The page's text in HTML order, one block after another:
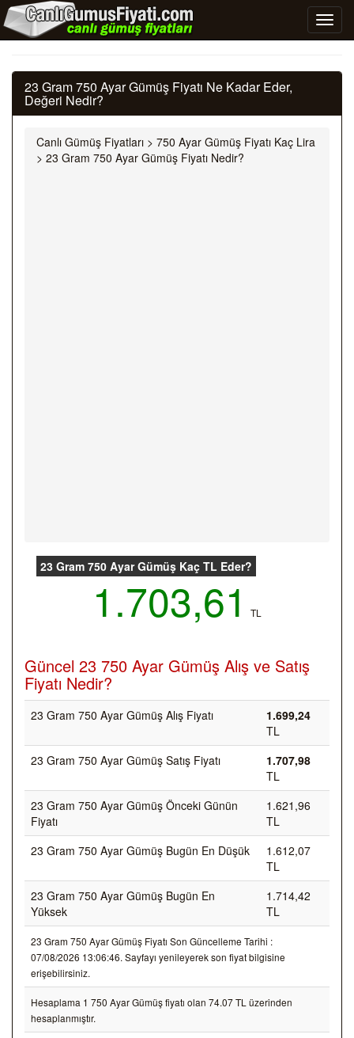
23 Gram 750 Ayar Gümüş Fiyatı Ne Kadar Eder,
Değeri Nedir?
Canlı Gümüş Fiyatları > 750 Ayar Gümüş Fiyatı Kaç Lira
> 23 Gram 750 Ayar Gümüş Fiyatı Nedir?
23 Gram 750 Ayar Gümüş Kaç TL Eder?
1.703,61 TL
Güncel 23 750 Ayar Gümüş Alış ve Satış
Fiyatı Nedir?
23 Gram 750 Ayar Gümüş Alış Fiyatı
1.699,24
TL
23 Gram 750 Ayar Gümüş Satış Fiyatı
1.707,98
TL
23 Gram 750 Ayar Gümüş Önceki Günün
Fiyatı
1.621,96
TL
23 Gram 750 Ayar Gümüş Bugün En Düşük
1.612,07
TL
23 Gram 750 Ayar Gümüş Bugün En
Yüksek
1.714,42
TL
23 Gram 750 Ayar Gümüş Fiyatı Son Güncelleme Tarihi :
07/08/2026 13:06:46. Sayfayı yenileyerek son fiyat bilgisine
erişebilirsiniz.
Hesaplama 1 750 Ayar Gümüş fiyatı olan 74.07 TL üzerinden
hesaplanmıştır.